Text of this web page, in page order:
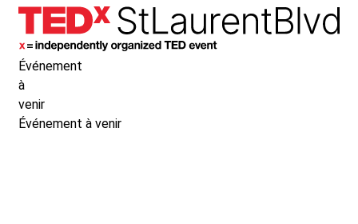
Événement
à
venir
Événement à venir